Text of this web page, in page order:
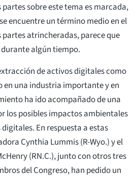
sobre este tema es marcada,
encuentre un término medio en el
atrincheradas, parece que
algún tiempo.
de activos digitales como
en una industria importante y en
ha ido acompañado de una
los posibles impactos ambientales
En respuesta a estas
Cynthia Lummis (R-Wyo.) y el
(RN.C.), junto con otros tres
del Congreso, han pedido un